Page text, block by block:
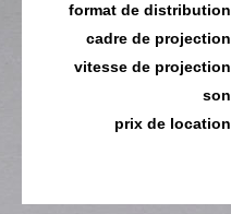
format de distribution
cadre de projection
vitesse de projection
son
prix de location